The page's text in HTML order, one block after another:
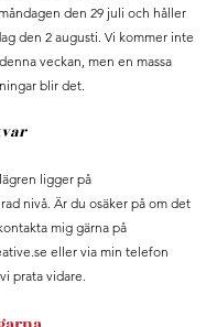
den 29 juli och håller
den 2 augusti. Vi kommer inte
veckan, men en massa
blir det.
lägren ligger på
nivå. Är du osäker på om det
mig gärna på
eller via min telefon
prata vidare.